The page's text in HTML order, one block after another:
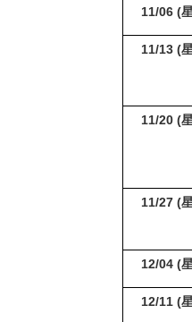
11/06 (
11/13 (
11/20 (
11/27 (
12/04 (
12/11 (